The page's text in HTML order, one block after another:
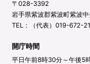
〒028-3392
岩手県紫波郡紫波町紫波
TEL：（代表）019-672-
開庁時間
平日午前8時30分～午後5